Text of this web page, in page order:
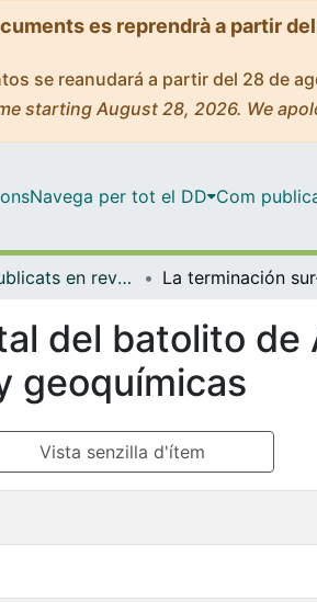
es reprendrà a partir
se reanudará a partir del 28 de
starting August 28, 2026. We
Navega per tot el DD Com
Articles publicats en revistes (Mineralogia, Petrologia i Geologia Aplicada)
del batolito
geoquímicas
Vista senzilla d'ítem